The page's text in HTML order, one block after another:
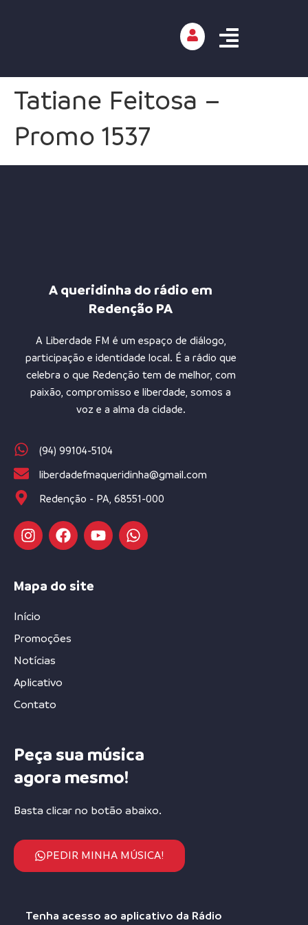
Tatiane Feitosa –
Promo 1537
A queridinha do rádio em
Redenção PA
A Liberdade FM é um espaço de diálogo,
participação e identidade local. É a rádio que
celebra o que Redenção tem de melhor, com
paixão, compromisso e liberdade, somos a
voz e a alma da cidade.
(94) 99104-5104
liberdadefmaqueridinha@gmail.com
Redenção - PA, 68551-000
Mapa do site
Início
Promoções
Notícias
Aplicativo
Contato
Peça sua música
agora mesmo!
Basta clicar no botão abaixo.
PEDIR MINHA MÚSICA!
Tenha acesso ao aplicativo da Rádio